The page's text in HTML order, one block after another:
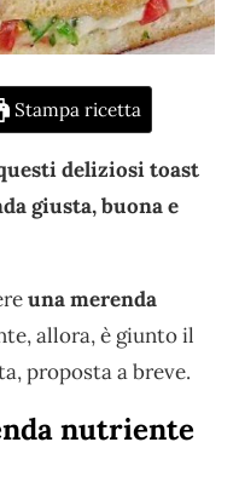
Stampa ricetta
deliziosi toast
giusta, buona e
una merenda
allora, è giunto il
proposta a breve.
nutriente